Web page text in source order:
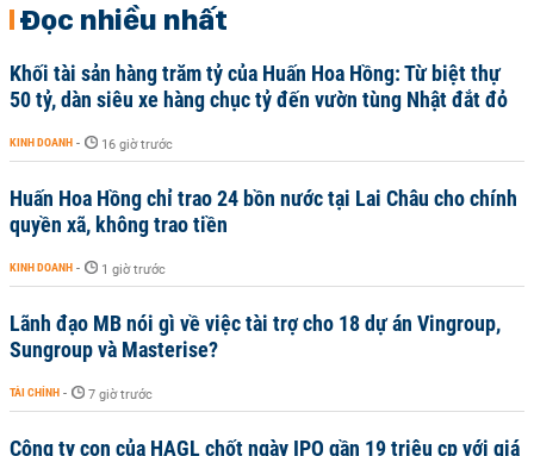
Đọc nhiều nhất
Khối tài sản hàng trăm tỷ của Huấn Hoa Hồng: Từ biệt thự
50 tỷ, dàn siêu xe hàng chục tỷ đến vườn tùng Nhật đắt đỏ
KINH DOANH - 16 giờ trước
Huấn Hoa Hồng chỉ trao 24 bồn nước tại Lai Châu cho chính
quyền xã, không trao tiền
KINH DOANH - 1 giờ trước
Lãnh đạo MB nói gì về việc tài trợ cho 18 dự án Vingroup,
Sungroup và Masterise?
TÀI CHÍNH - 7 giờ trước
Công ty con của HAGL chốt ngày IPO gần 19 triệu cp với giá